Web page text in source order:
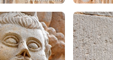
del 1905 amb un arc
destaquen elpanteó de